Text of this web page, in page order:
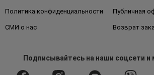
Политика конфиденциальности Публичная
СМИ о нас Возврат
Подписывайтесьна наши соцсети и